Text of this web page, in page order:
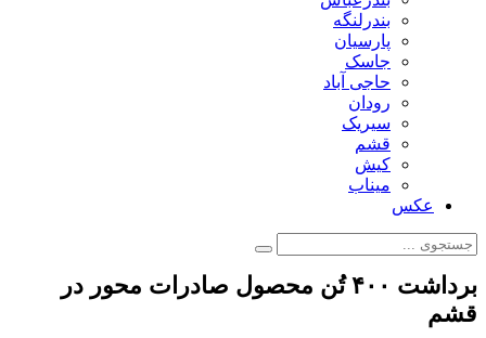
بندرلنگه
پارسیان
جاسک
حاجی آباد
رودان
سیریک
قشم
کیش
میناب
عکس
برداشت ۴۰۰ تُن محصول صادرات محور در
قشم